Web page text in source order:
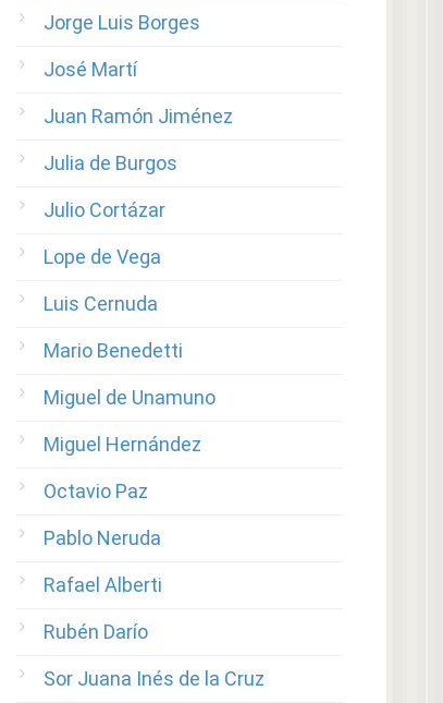
Jorge Luis Borges
José Martí
Juan Ramón Jiménez
Julia de Burgos
Julio Cortázar
Lope de Vega
Luis Cernuda
Mario Benedetti
Miguel de Unamuno
Miguel Hernández
Octavio Paz
Pablo Neruda
Rafael Alberti
Rubén Darío
Sor Juana Inés de la Cruz